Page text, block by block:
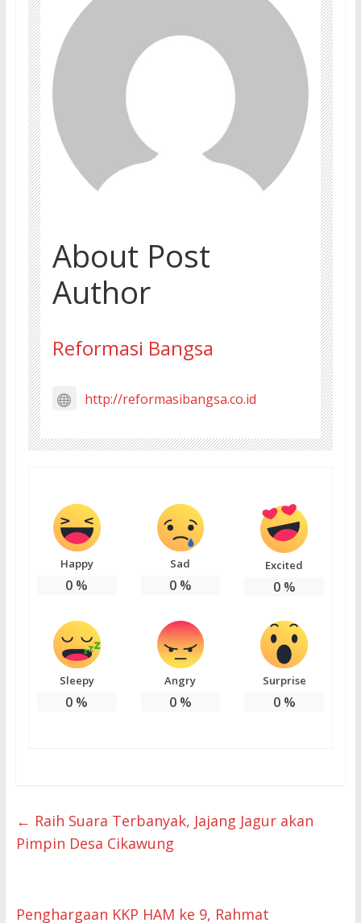
About Post
Author
Reformasi Bangsa
http://reformasibangsa.co.id
Happy
0 %
Sad
0%
Excited
0%
Sleepy
0 %
Angry
0%
Surprise
0%
← Raih Suara Terbanyak, Jajang Jagur akan
Pimpin Desa Cikawung
Penghargaan KKP HAM ke 9, Rahmat